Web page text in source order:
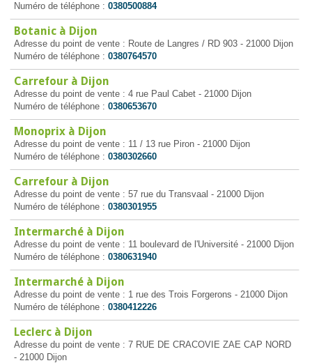
Numéro de téléphone : 0380500884
Botanic à Dijon
Adresse du point de vente : Route de Langres / RD 903 - 21000 Dijon
Numéro de téléphone : 0380764570
Carrefour à Dijon
Adresse du point de vente : 4 rue Paul Cabet - 21000 Dijon
Numéro de téléphone : 0380653670
Monoprix à Dijon
Adresse du point de vente : 11 / 13 rue Piron - 21000 Dijon
Numéro de téléphone : 0380302660
Carrefour à Dijon
Adresse du point de vente : 57 rue du Transvaal - 21000 Dijon
Numéro de téléphone : 0380301955
Intermarché à Dijon
Adresse du point de vente : 11 boulevard de l'Université - 21000 Dijon
Numéro de téléphone : 0380631940
Intermarché à Dijon
Adresse du point de vente : 1 rue des Trois Forgerons - 21000 Dijon
Numéro de téléphone : 0380412226
Leclerc à Dijon
Adresse du point de vente : 7 RUE DE CRACOVIE ZAE CAP NORD
- 21000 Dijon